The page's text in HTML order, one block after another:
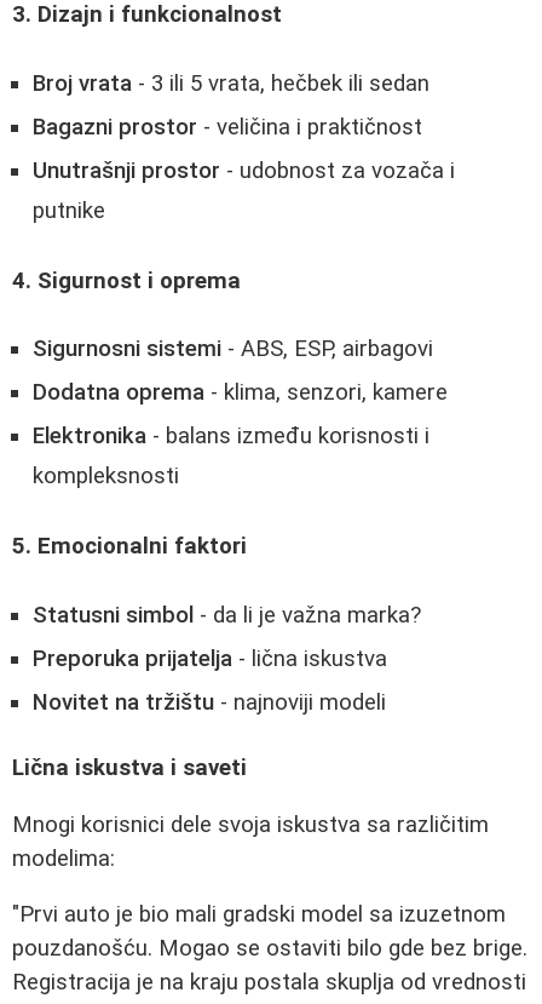
3. Dizajn i funkcionalnost
Broj vrata - 3 ili 5 vrata, hečbek ili sedan
Bagazni prostor - veličina i praktičnost
Unutrašnji prostor - udobnost za vozača i
putnike
4. Sigurnost i oprema
Sigurnosni sistemi - ABS, ESP, airbagovi
Dodatna oprema - klima, senzori, kamere
Elektronika - balans između korisnosti i
kompleksnosti
5. Emocionalni faktori
Statusni simbol - da li je važna marka?
Preporuka prijatelja - lična iskustva
Novitet na tržištu - najnoviji modeli
Lična iskustva i saveti
Mnogi korisnici dele svoja iskustva sa različitim
modelima:
"Prvi auto je bio mali gradski model sa izuzetnom
pouzdanošću. Mogao se ostaviti bilo gde bez brige.
Registracija je na kraju postala skuplja od vrednosti